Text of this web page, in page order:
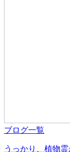
ブログ一覧
うっかり、植物